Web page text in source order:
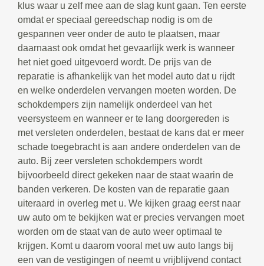
klus waar u zelf mee aan de slag kunt gaan. Ten eerste
omdat er speciaal gereedschap nodig is om de
gespannen veer onder de auto te plaatsen, maar
daarnaast ook omdat het gevaarlijk werk is wanneer
het niet goed uitgevoerd wordt. De prijs van de
reparatie is afhankelijk van het model auto dat u rijdt
en welke onderdelen vervangen moeten worden. De
schokdempers zijn namelijk onderdeel van het
veersysteem en wanneer er te lang doorgereden is
met versleten onderdelen, bestaat de kans dat er meer
schade toegebracht is aan andere onderdelen van de
auto. Bij zeer versleten schokdempers wordt
bijvoorbeeld direct gekeken naar de staat waarin de
banden verkeren. De kosten van de reparatie gaan
uiteraard in overleg met u. We kijken graag eerst naar
uw auto om te bekijken wat er precies vervangen moet
worden om de staat van de auto weer optimaal te
krijgen. Komt u daarom vooral met uw auto langs bij
een van de vestigingen of neemt u vrijblijvend contact